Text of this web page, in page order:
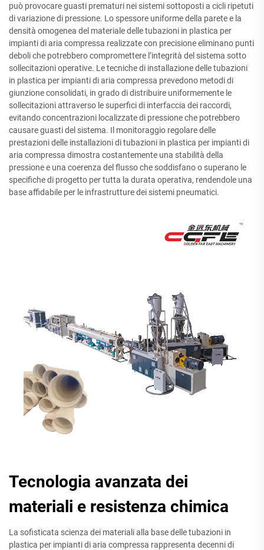
può provocare guasti prematuri nei sistemi sottoposti a cicli ripetuti
di variazione di pressione. Lo spessore uniforme della parete e la
densità omogenea del materiale delle tubazioni in plastica per
impianti di aria compressa realizzate con precisione eliminano punti
deboli che potrebbero compromettere l’integrità del sistema sotto
sollecitazioni operative. Le tecniche di installazione delle tubazioni
in plastica per impianti di aria compressa prevedono metodi di
giunzione consolidati, in grado di distribuire uniformemente le
sollecitazioni attraverso le superfici di interfaccia dei raccordi,
evitando concentrazioni localizzate di pressione che potrebbero
causare guasti del sistema. Il monitoraggio regolare delle
prestazioni delle installazioni di tubazioni in plastica per impianti di
aria compressa dimostra costantemente una stabilità della
pressione e una coerenza del flusso che soddisfano o superano le
specifiche di progetto per tutta la durata operativa, rendendole una
base affidabile per le infrastrutture dei sistemi pneumatici.
Tecnologia avanzata dei
materiali e resistenza chimica
La sofisticata scienza dei materiali alla base delle tubazioni in
plastica per impianti di aria compressa rappresenta decenni di